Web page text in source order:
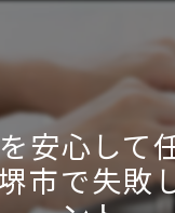
安心して
市で失敗